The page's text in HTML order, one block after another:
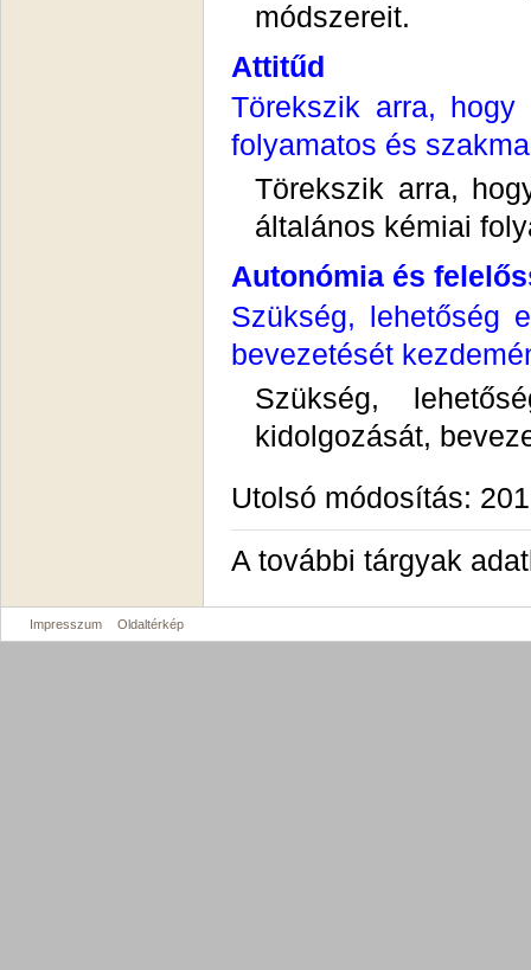
módszereit.
Attitűd
Törekszik arra, hogy
folyamatos és
Törekszik arra,
általános kémiai
Autonómia és
Szükség, lehetőség
bevezetését
Szükség,
kidolgozását,
Utolsó módosítás:
A további tárgyak
Impresszum Oldaltérkép